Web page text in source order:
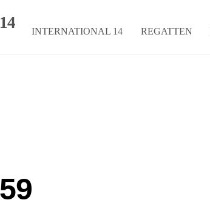
INTERNATIONAL 14
REGATTEN